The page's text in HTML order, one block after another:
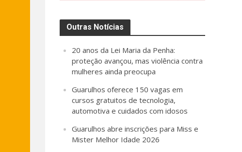
Outras Notícias
20 anos da Lei Maria da Penha:
proteção avançou, mas violência contra
mulheres ainda preocupa
Guarulhos oferece 150 vagas em
cursos gratuitos de tecnologia,
automotiva e cuidados com idosos
Guarulhos abre inscrições para Miss e
Mister Melhor Idade 2026